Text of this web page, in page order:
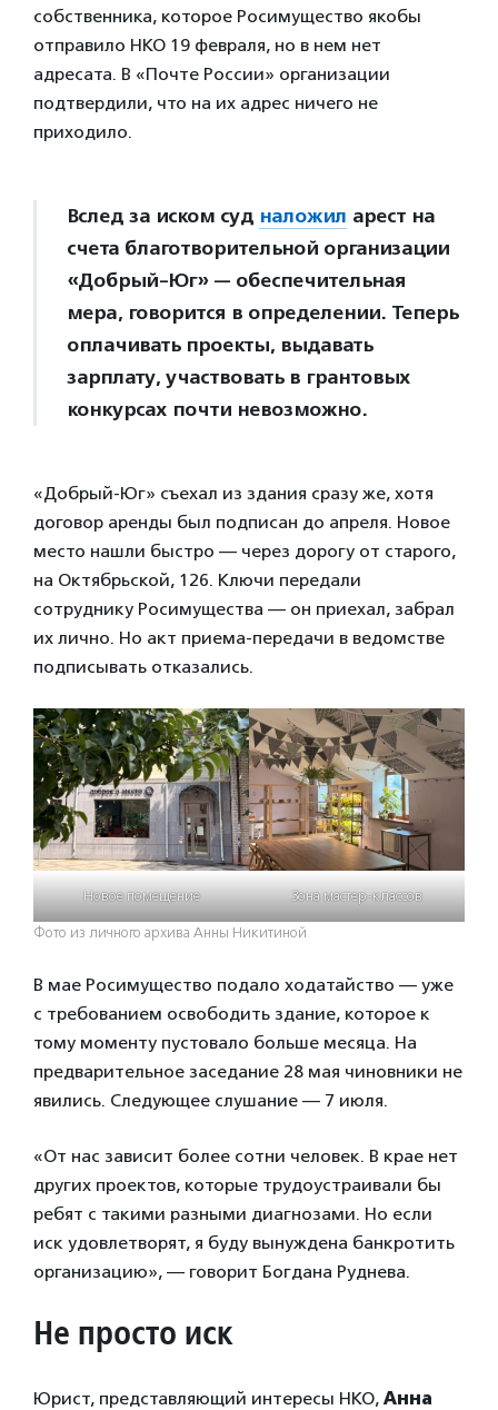
собственника, которое Росимущество якобы
отправило НКО 19 февраля, но в нем нет
адресата. В «Почте России» организации
подтвердили, что на их адрес ничего не
приходило.
Вслед за иском суд наложил арест на
счета благотворительной организации
«Добрый-Юг» — обеспечительная
мера, говорится в определении. Теперь
оплачивать проекты, выдавать
зарплату, участвовать в грантовых
конкурсах почти невозможно.
«Добрый-Юг» съехал из здания сразу же, хотя
договор аренды был подписан до апреля. Новое
место нашли быстро — через дорогу от старого,
на Октябрьской, 126. Ключи передали
сотруднику Росимущества — он приехал, забрал
их лично. Но акт приема-передачи в ведомстве
подписывать отказались.
Новое помещение Зона мастер-классов
Фото из личного архива Анны Никитиной
В мае Росимущество подало ходатайство — уже
с требованием освободить здание, которое к
тому моменту пустовало больше месяца. На
предварительное заседание 28 мая чиновники не
явились. Следующее слушание — 7 июля.
«От нас зависит более сотни человек. В крае нет
других проектов, которые трудоустраивали бы
ребят с такими разными диагнозами. Но если
иск удовлетворят, я буду вынуждена банкротить
организацию», — говорит Богдана Руднева.
Не просто иск
Юрист, представляющий интересы НКО, Анна